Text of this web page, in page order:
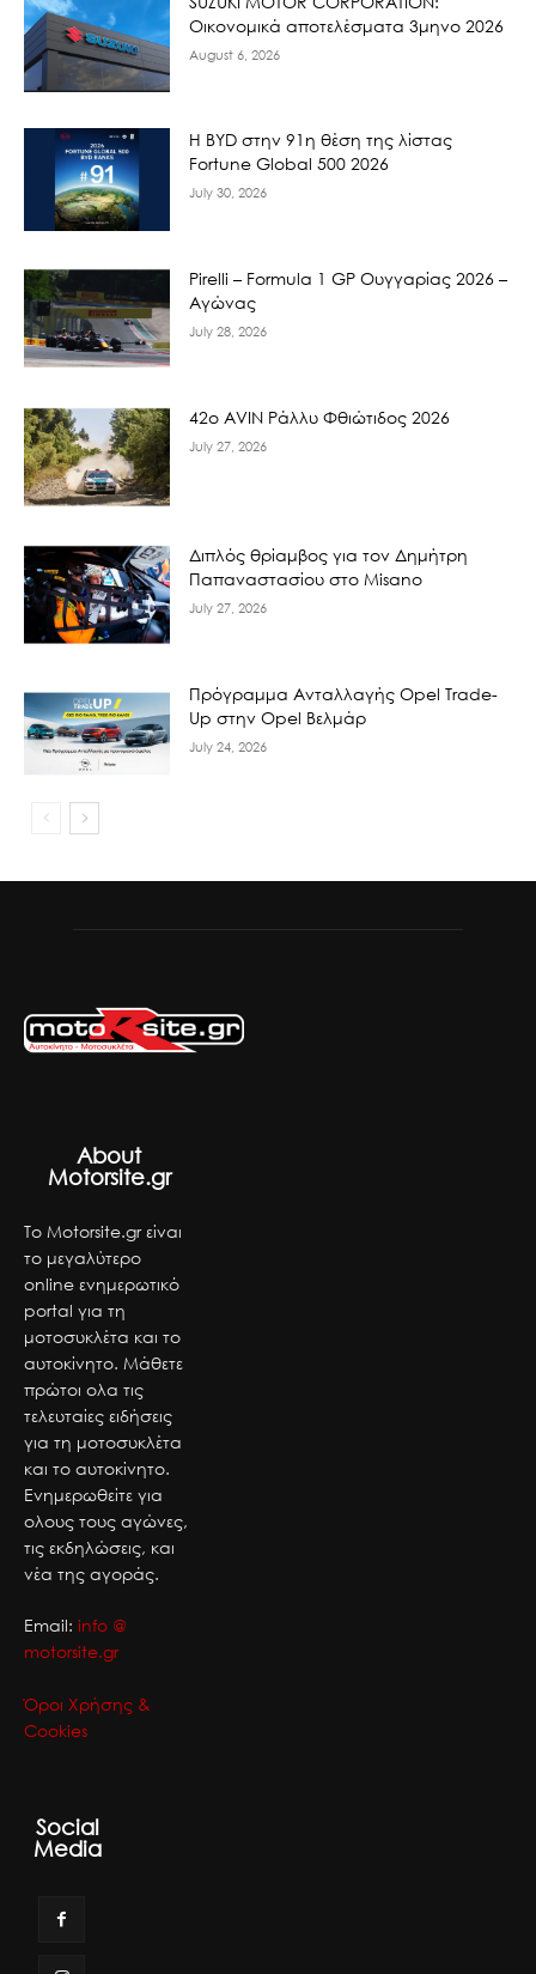
Οικονομικά αποτελέσματα 3μηνο 2026
August 6, 2026
Η BYD στην 91η θέση της λίστας
Fortune Global 500 2026
July 30, 2026
Pirelli – Formula 1 GP Ουγγαρίας 2026 –
Αγώνας
July 28, 2026
42ο AVIN Ράλλυ Φθιώτιδος 2026
July 27, 2026
Διπλός θρίαμβος για τον Δημήτρη
Παπαναστασίου στο Misano
July 27, 2026
Πρόγραμμα Ανταλλαγής Opel Trade-
Up στην Opel Βελμάρ
July 24, 2026
About
Motorsite.gr
Το Motorsite.gr είναι
το μεγαλύτερο
online ενημερωτικό
portal για τη
μοτοσυκλέτα και το
αυτοκίνητο. Μάθετε
πρώτοι ολα τις
τελευταίες ειδήσεις
για τη μοτοσυκλέτα
και το αυτοκίνητο.
Ενημερωθείτε για
ολους τους αγώνες,
τις εκδηλώσεις, και
νέα της αγοράς.
Email: info @
motorsite.gr
Όροι Χρήσης &
Cookies
Social
Media